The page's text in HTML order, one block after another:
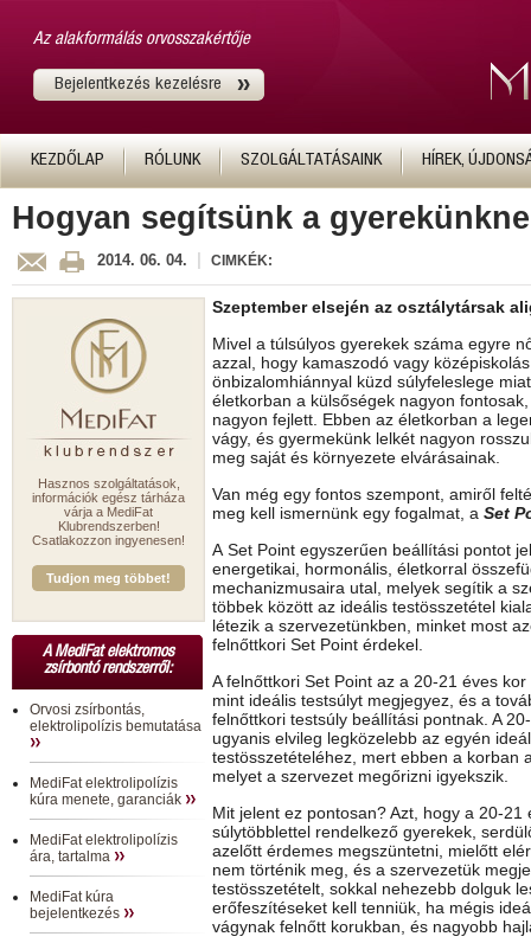
Az alakformálás orvosszakértője
Bejelentkezés kezelésre
KEZDŐLAP RÓLUNK SZOLGÁLTATÁSAINK HÍREK,
Hogyan segítsünk a
2014. 06. 04. | CIMKÉK:
Hasznos szolgáltatások,
információk egész tárháza
várja a MediFat
Klubrendszerben!
Csatlakozzon ingyenesen!
Tudjon meg többet!
A MediFat elektromos
zsírbontó rendszerről:
Orvosi zsírbontás,
elektrolipolízis bemutatása
MediFat elektrolipolízis
kúra menete, garanciák
MediFat elektrolipolízis
ára, tartalma
MediFat kúra
bejelentkezés
Szeptember elsején az osztálytársak
Mivel a túlsúlyos gyerekek száma egyre
azzal, hogy kamaszodó vagy
önbizalomhiánnyal küzd súlyfeleslege
életkorban a külsőségek nagyon
nagyon fejlett. Ebben az életkorban a
vágy, és gyermekünk lelkét nagyon
meg saját és környezete elvárásainak.
Van még egy fontos szempont, amiről
meg kell ismernünk egy fogalmat, a Set
A Set Point egyszerűen beállítási pontot
energetikai, hormonális, életkorral
mechanizmusaira utal, melyek segítik a
többek között az ideális testösszetétel
létezik a szervezetünkben, minket most
felnőttkori Set Point érdekel.
A felnőttkori Set Point az a 20-21 éves
mint ideális testsúlyt megjegyez, és a
felnőttkori testsúly beállítási pontnak. A
ugyanis elvileg legközelebb az egyén
testösszetételéhez, mert ebben a korban
melyet a szervezet megőrizni igyekszik.
Mit jelent ez pontosan? Azt, hogy a 20-21
súlytöbblettel rendelkező gyerekek,
azelőtt érdemes megszüntetni, mielőtt
nem történik meg, és a szervezetük
testösszetételt, sokkal nehezebb dolguk
erőfeszítéseket kell tenniük, ha mégis
vágynak felnőtt korukban, és nagyobb